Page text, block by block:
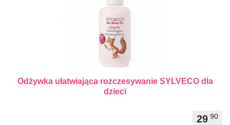
Odżywka ułatwiająca rozczesywanie SYLVECO dla
dzieci
29 90